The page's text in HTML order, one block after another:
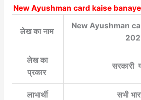
New Ayushman card kaise
लेख का नाम
New Ayushman
लेख का
प्रकार
सरकारी
लाभार्थी सभी